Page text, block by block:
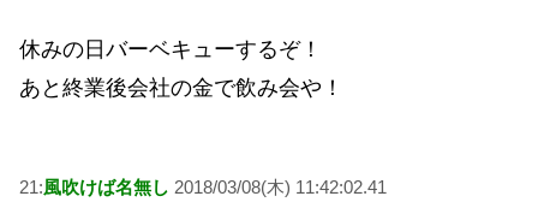
休みの日バーベキューするぞ！
あと終業後会社の金で飲み会や！
21:風吹けば名無し 2018/03/08(木) 11:42:02.41